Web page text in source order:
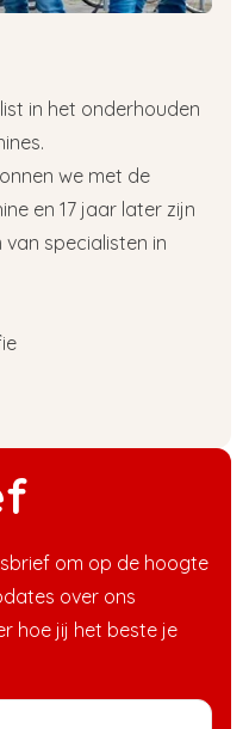
om op de hoogte
over ons
hoe jij het beste je
in het onderhouden
we met de
en 17 jaar later zijn
specialisten in